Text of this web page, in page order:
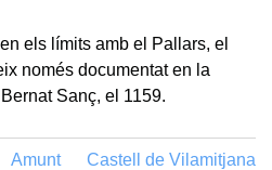
els límits amb el Pallars, el
només documentat en la
Sanç, el 1159.
Amunt
Castell de Vilamitjana